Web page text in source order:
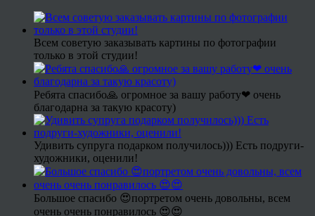
Всем советую заказывать картины по фотографии
только в этой студии!
Ребята спасибо🙏 огромное за вашу работу❤ очень
благодарна за такую красоту)
Удивить супруга подарком получилось))) Есть подруги-
художники, оценили!
Большое спасибо 😍портретом очень довольны, всем
очень очень понравилось 😍😍